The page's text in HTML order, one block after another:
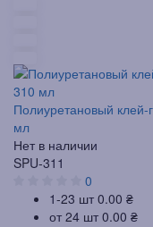
Полиуретановый
мл
Нет в наличии
SPU-311
0
1-23 шт 0.00 ₴
от 24 шт 0.00 ₴